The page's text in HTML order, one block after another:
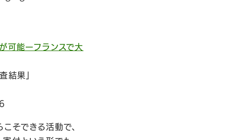
能ーフランスで大
結果」
そできる活動で、